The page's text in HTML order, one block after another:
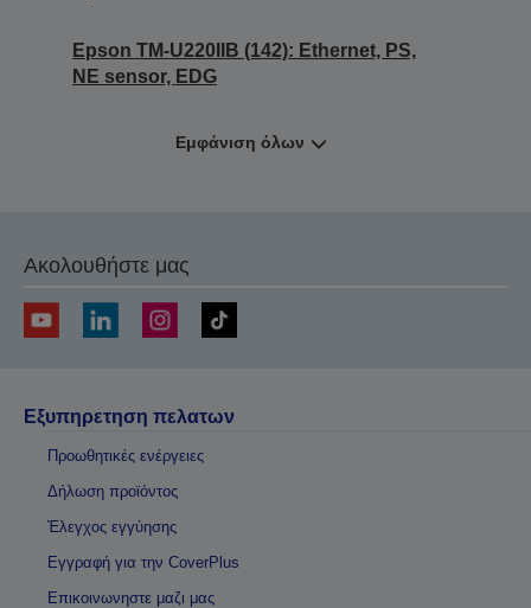
Epson TM-U220IIB (142): Ethernet, PS,
NE sensor, EDG
Εμφάνιση όλων
Ακολουθήστε μας
Εξυπηρετηση πελατων
Προωθητικές ενέργειες
Δήλωση προϊόντος
Έλεγχος εγγύησης
Εγγραφή για την CoverPlus
Επικοινωνηστε μαζι μας